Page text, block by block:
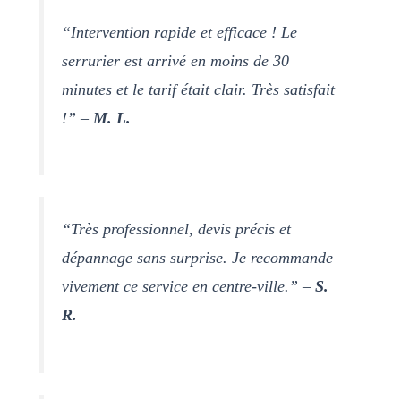
“Intervention rapide et efficace ! Le
serrurier est arrivé en moins de 30
minutes et le tarif était clair. Très satisfait
!” – M. L.
“Très professionnel, devis précis et
dépannage sans surprise. Je recommande
vivement ce service en centre-ville.” –S.
R.